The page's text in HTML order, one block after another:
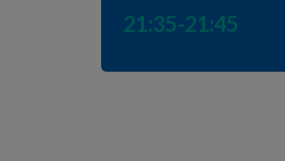
21:35-21:45